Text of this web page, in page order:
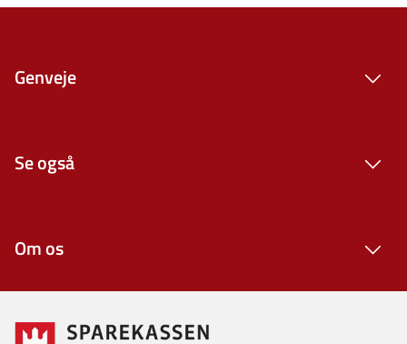
Genveje
Se også
Om os